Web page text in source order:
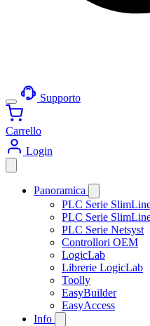
Supporto
Carrello
Login
Panoramica
PLC Serie
PLC Serie
PLC Serie Netsyst
Controllori OEM
LogicLab
Librerie LogicLab
Toolly
EasyBuilder
EasyAccess
Info